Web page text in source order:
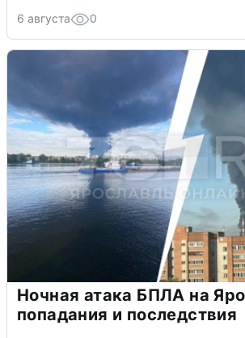
6 августа 0
Ночная атака БПЛА на
попадания и последствия